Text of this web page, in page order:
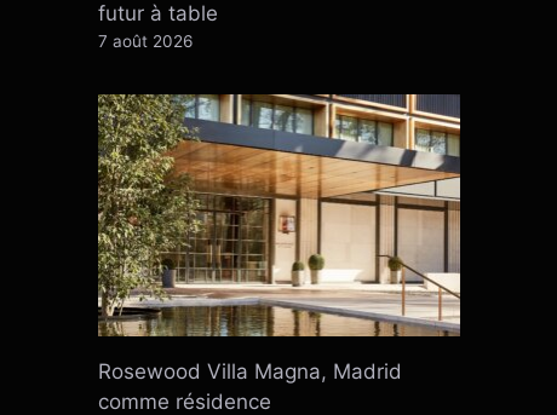
futur à table
7 août 2026
Rosewood Villa Magna, Madrid
comme résidence